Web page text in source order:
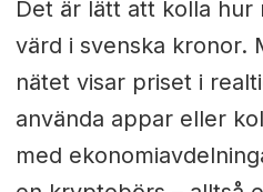
Det är lätt att kolla
värd i svenska kronor.
nätet visar priset i
använda appar eller
med